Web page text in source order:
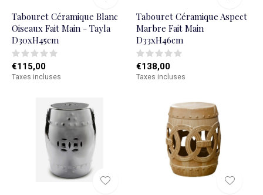
Tabouret Céramique Blanc
Oiseaux Fait Main - Tayla
D30xH45cm
€115,00
Taxes incluses
Tabouret Céramique Aspect
Marbre Fait Main
D33xH46cm
€138,00
Taxes incluses